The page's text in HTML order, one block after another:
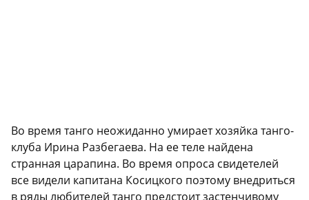
Во время танго неожиданно умирает хозяйка танго-
клуба Ирина Разбегаева. На ее теле найдена
странная царапина. Во время опроса свидетелей
все видели капитана Косицкого поэтому внедриться
в ряды любителей танго предстоит застенчивому